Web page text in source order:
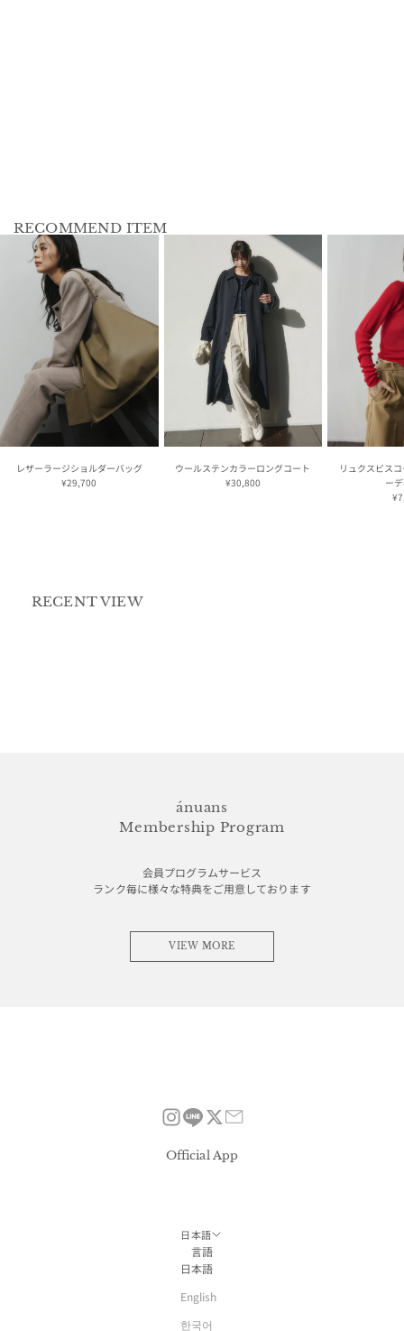
RECOMMEND ITEM
レザーラージショルダーバッグ
¥29,700
ウールステンカラーロングコート
¥30,800
リュクスビス
ー
RECENT VIEW
ánuans
Membership Program
会員プログラムサービス
ランク毎に様々な特典をご用意しております
VIEW MORE
Official App
日本語
言語
日本語
English
한국어